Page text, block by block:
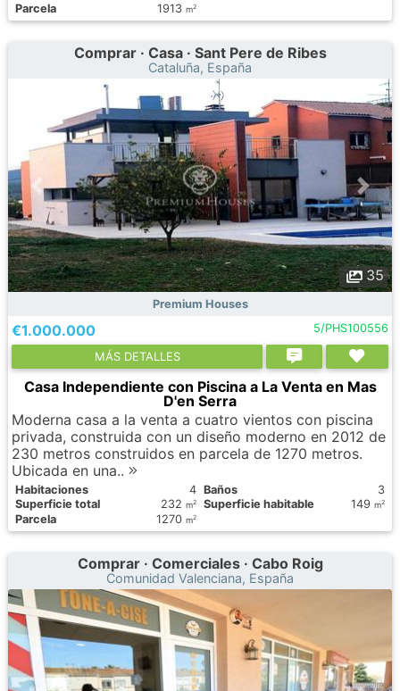
Parcela 1913 m2
Comprar · Casa · Sant Pere de Ribes
Cataluña, España
35
Premium Houses
€1.000.000 5/PHS100556
МÁS DETALLES
Casa Independiente con Piscina a La Venta en Mas
D'en Serra
Moderna casa a la venta a cuatro vientos con piscina
privada, construida con un diseño moderno en 2012 de
230 metros construidos en parcela de 1270 metros.
Ubicada en una..
Habitaciones 4 Baños
3
Superficie total
232 m2 Superficie habitable 149 m2
Parcela 1270 m2
Comprar · Comerciales · Cabo Roig
Comunidad Valenciana, España